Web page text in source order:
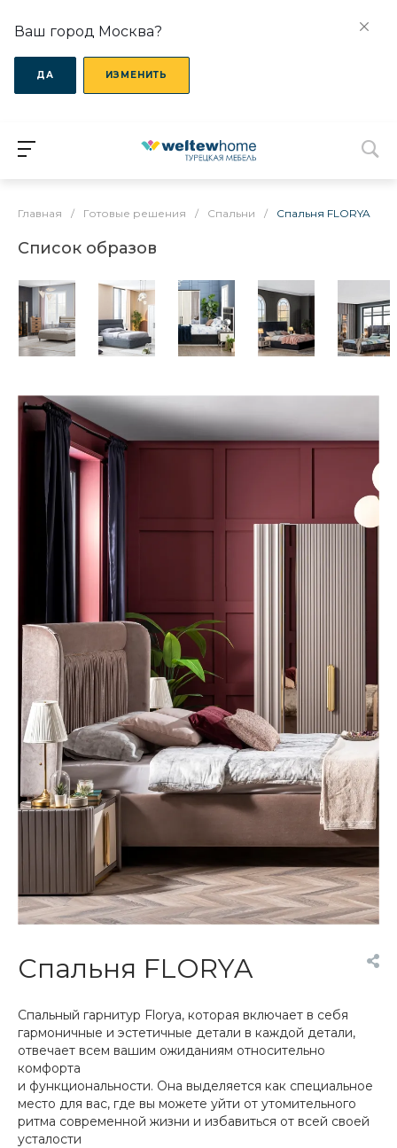
Ваш город Москва?
ДА ИЗМЕНИТЬ
Главная / Готовые решения / Спальни / Спальня FLORYA
Список образов
Спальня FLORYA
Спальный гарнитур Florya, которая включает в себя
гармоничные и эстетичные детали в каждой детали,
отвечает всем вашим ожиданиям относительно
комфорта
и функциональности. Она выделяется как специальное
место для вас, где вы можете уйти от утомительного
ритма современной жизни и избавиться от всей своей
усталости